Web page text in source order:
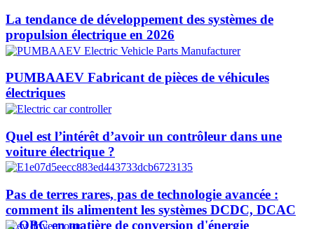
La tendance de développement des systèmes de
propulsion électrique en 2026
PUMBAAEV Fabricant de pièces de véhicules
électriques
Quel est l’intérêt d’avoir un contrôleur dans une
voiture électrique ?
Pas de terres rares, pas de technologie avancée :
comment ils alimentent les systèmes DCDC, DCAC
et OBC en matière de conversion d'énergie